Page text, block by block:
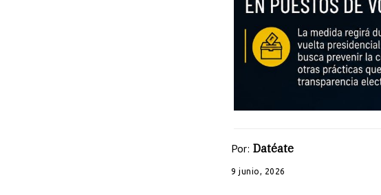
Por: Datéate
9 junio, 2026